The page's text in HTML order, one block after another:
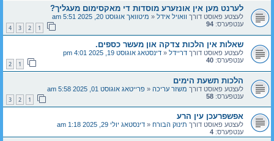
לערנט מען אין אונזערע מוסדות די מאקסימום מעגליך?
לעצטע פאוסט דורך וואויל אידל « מיטוואך אוגוסט 20, 2025 5:51 am
ענטפערס: 94
1
2
3
4
שאלות אין הלכות צדקה און מעשר כספים.
לעצטע פאוסט דורך דריידל « דינסטאג אוגוסט 19, 2025 4:01 pm
ענטפערס: 40
1
2
הלכות תשעת הימים
לעצטע פאוסט דורך משזר עריכה « פרייטאג אוגוסט 01, 2025 5:58 am
ענטפערס: 58
1
2
3
אפשפרעכן עין הרע
לעצטע פאוסט דורך תינוק הבורח « דינסטאג יולי 29, 2025 1:18 am
ענטפערס: 4